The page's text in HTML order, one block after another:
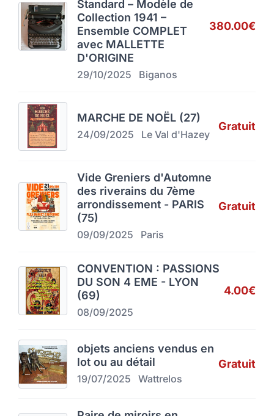
Standard – Modèle de
Collection 1941 –
Ensemble COMPLET
avec MALLETTE
D'ORIGINE
29/10/2025 Biganos
380.00€
MARCHE DE NOËL (27)
24/09/2025 Le Val d'Hazey
Gratuit
Vide Greniers d'Automne
des riverains du 7ème
arrondissement - PARIS
(75)
09/09/2025 Paris
Gratuit
CONVENTION : PASSIONS
DU SON 4 EME - LYON
(69)
08/09/2025
4.00€
objets anciens vendus en
lot ou au détail
19/07/2025 Wattrelos
Gratuit